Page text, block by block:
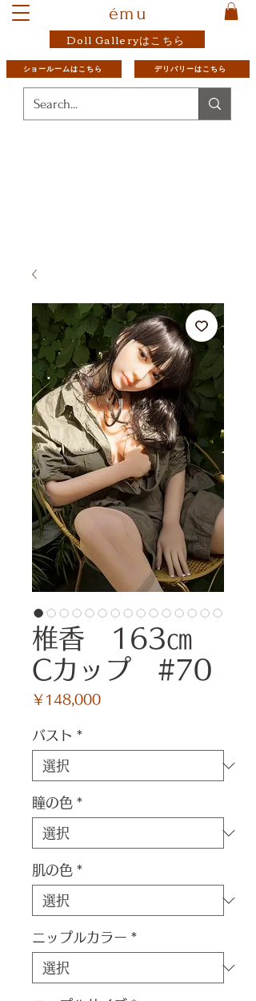
ému
Doll Galleryはこちら
ショールームはこちら デリバリーはこちら
椎香 163㎝
Cカップ #70
￥148,000価
バスト *
瞳の色 *
肌の色 *
ニップルカラー *